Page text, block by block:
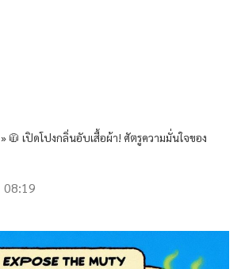
»🧥 เปิดโปงกลิ่นอับเสื้อผ้า! ศัตรูความมั่นใจของ
08:19